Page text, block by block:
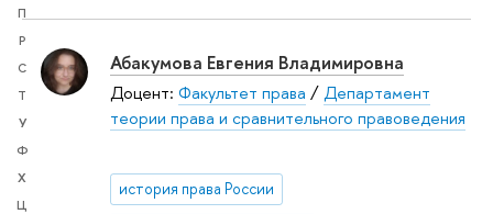
П
Р
С
Т
У
Ф
Х
Ц
Абакумова Евгения Владимировна
Доцент: Факультет права /Департамент
теории права и сравнительного правоведения
история права России